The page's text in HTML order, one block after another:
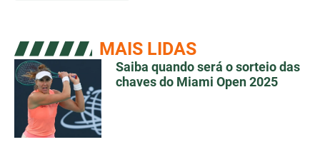
MAIS LIDAS
Saiba quando será o sorteio das
chaves do Miami Open 2025